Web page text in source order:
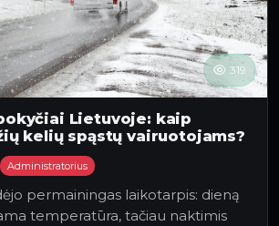
319
Lietuvoje: kaip
kelių spąstų vairuotojams?
Administratorius
permainingas laikotarpis: dieną
temperatūra, tačiau naktimis